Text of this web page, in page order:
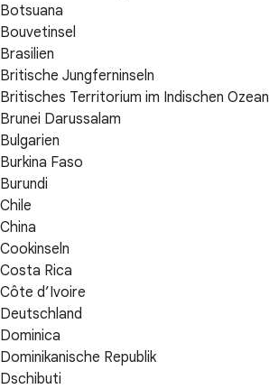
Botsuana
Bouvetinsel
Brasilien
Britische Jungferninseln
Britisches Territorium im Indischen Ozean
Brunei Darussalam
Bulgarien
Burkina Faso
Burundi
Chile
China
Cookinseln
Costa Rica
Côte d’Ivoire
Deutschland
Dominica
Dominikanische Republik
Dschibuti